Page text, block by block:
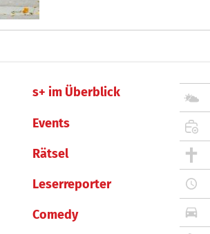
s+ im Überblick
Events
Rätsel
Leserreporter
Comedy